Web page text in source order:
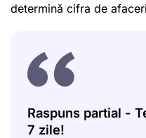
determină cifra de
Raspuns partial -
7 zile!